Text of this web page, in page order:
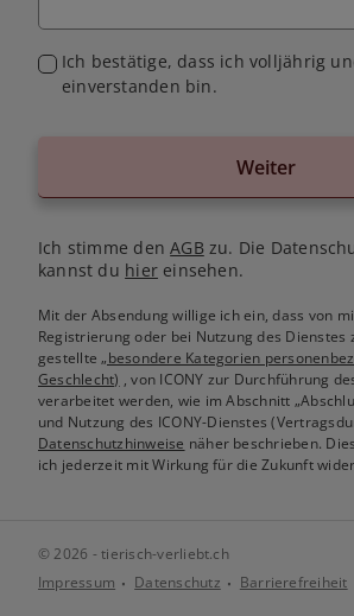
Ich bestätige, dass ich volljährig
einverstanden bin.
Weiter
Ich stimme denAGB zu. Die
kannst du hiereinsehen.
Mit der Absendung willige ich ein, dass von
Registrierung oder bei Nutzung des Dienstes
gestellte„besondere Kategorien
Geschlecht) , von ICONY zur Durchführung
verarbeitet werden, wie im Abschnitt
und Nutzung des ICONY-Dienstes
Datenschutzhinweise näher beschrieben.
ich jederzeit mit Wirkung für die Zukunft
© 2026 - tierisch-verliebt.ch
Impressum
Datenschutz Barrierefreiheit